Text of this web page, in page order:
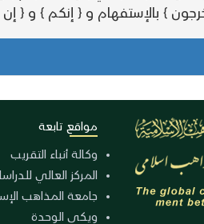
} بالإستفهام و { إنكم } و
مواقع تابعة
وكالة أنباء التقريب
المركز العالي
جامعة المذاهب
ويكي الوحدة